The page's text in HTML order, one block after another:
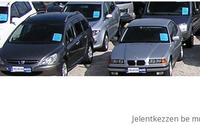
Jelentkezzen be